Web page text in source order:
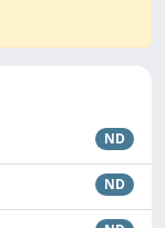
ND
ND